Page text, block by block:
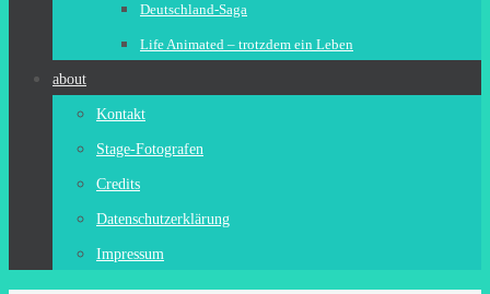
Deutschland-Saga
Life Animated – trotzdem ein Leben
about
Kontakt
Stage-Fotografen
Credits
Datenschutzerklärung
Impressum